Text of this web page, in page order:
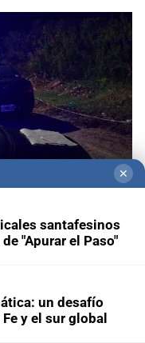
de un hombre en
y un colectivo a
✕
santafesinos
"Apurar el Paso"
un desafío
y el sur global